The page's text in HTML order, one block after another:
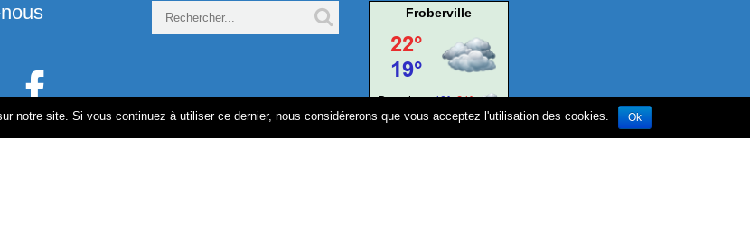

Froberville
© mein-wetter.com
notre site. Si vous continuez à utiliser ce dernier, nous considérerons que vous acceptez l'utilisation des cookies. Ok